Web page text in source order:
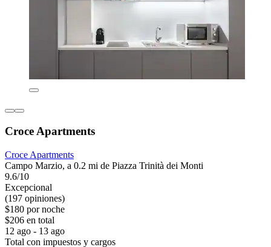
Croce Apartments
Croce Apartments
Campo Marzio, a 0.2 mi de Piazza Trinità dei Monti
9.6/10
Excepcional
(197 opiniones)
$180 por noche
$206 en total
12 ago - 13 ago
Total con impuestos y cargos